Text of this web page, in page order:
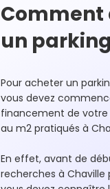
Comment
un parking
Pour acheter un
vous devez
financement de votre
au m2 pratiqués à
En effet, avant de
recherches à Chaville